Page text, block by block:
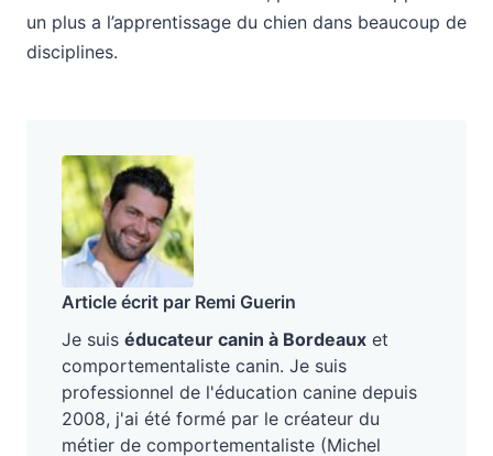
un plus a l’apprentissage du chien dans beaucoup de
disciplines.
Article écrit par Remi Guerin
Je suis éducateur canin à Bordeaux et
comportementaliste canin. Je suis
professionnel de l'éducation canine depuis
2008, j'ai été formé par le créateur du
métier de comportementaliste (Michel